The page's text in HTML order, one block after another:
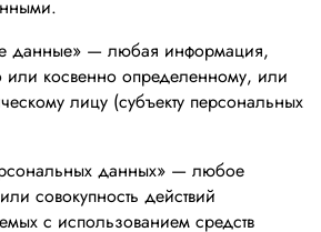
данные» — любая информация,
или косвенно определенному, или
лицу (субъекту персональных
данных» — любое
совокупность действий
с использованием средств